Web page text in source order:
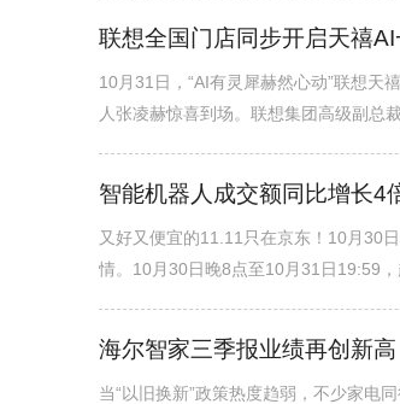
联想全国门店同步开启天禧
10月31日，“AI有灵犀赫然心动”联想天
人张凌赫惊喜到场。联想集团高级副总
智能机器人成交额同比增长4
又好又便宜的11.11只在京东！10月30
情。10月30日晚8点至10月31日19:59
海尔智家三季报业绩再创新
当“以旧换新”政策热度趋弱，不少家